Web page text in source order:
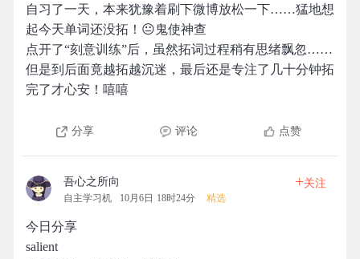
自习了一天，本来犹豫着刷下微博放松一下……猛地想
起今天单词还没拓！😐鬼使神查
点开了“刻意训练”后，虽然拓词过程稍有思绪飘忽……
但是到后面竟越拓越沉迷，最后还是专注了几十分钟拓
完了才心安！嘻嘻
分享 评论 点赞
吾心之所向
自主学习机 10月6日 18时24分 精选
+关注
今日分享
salient